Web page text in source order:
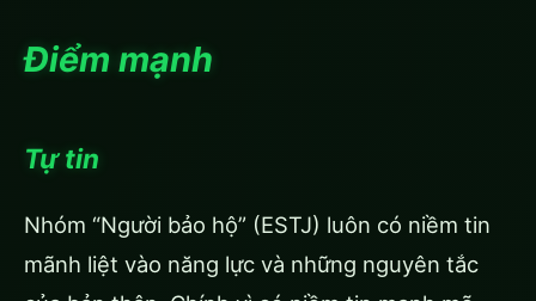
Điểm mạnh
Tự tin
Nhóm “Người bảo hộ” (ESTJ) luôn có niềm tin
mãnh liệt vào năng lực và những nguyên tắc